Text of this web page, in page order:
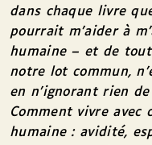
dans chaque livre
pourrait m’aider à
humaine – et de tout
notre lot commun,
en n’ignorant rien
Comment vivre avec
humaine : avidité,